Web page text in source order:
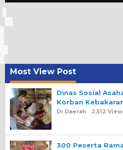
Most View Post
Dinas Sosial
Korban
Di Daerah 2,512
300 Peserta